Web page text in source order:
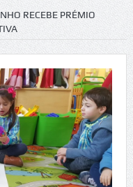
do Castelo de Cerveira
RECEBE PRÉMIO